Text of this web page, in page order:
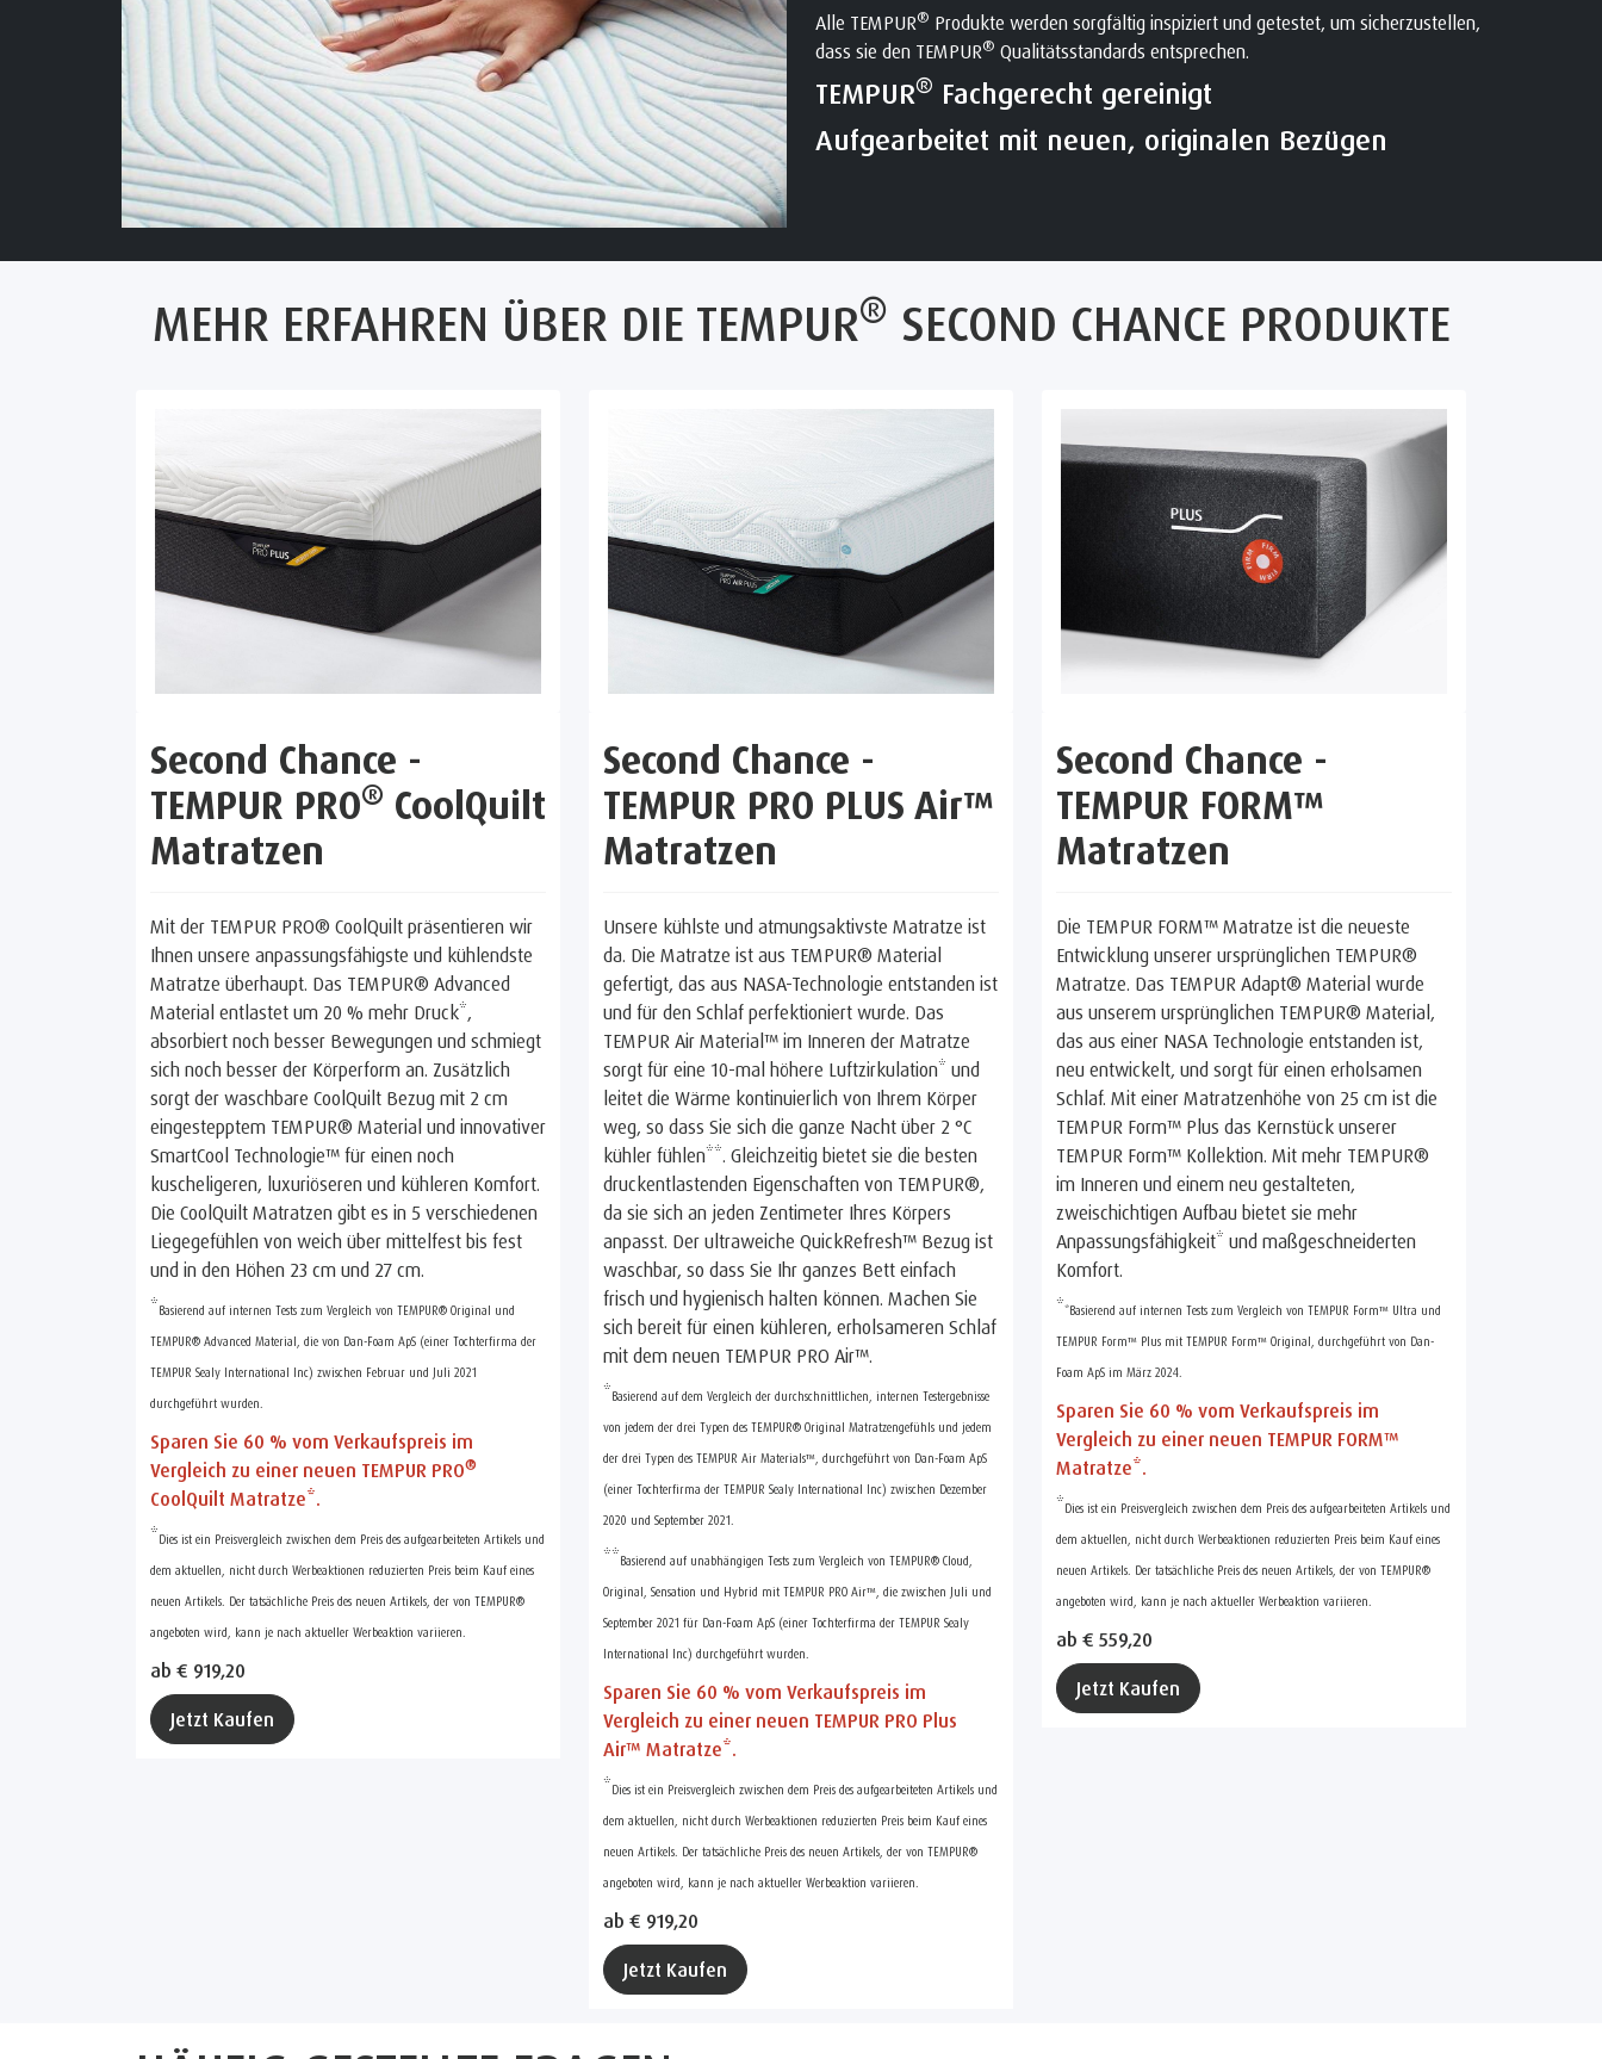
Alle TEMPUR® Produkte werden sorgfältig inspiziert und getestet, um sicherzustellen,
dass sie den TEMPUR® Qualitätsstandards entsprechen.
TEMPUR® Fachgerecht gereinigt
Aufgearbeitet mit neuen, originalen Bezügen
MEHR ERFAHREN ÜBER DIE TEMPUR® SECOND CHANCE PRODUKTE
Second Chance -
TEMPUR PRO® CoolQuilt
Matratzen
Mit der TEMPUR PRO® CoolQuilt präsentieren wir
Ihnen unsere anpassungsfähigste und kühlendste
Matratze überhaupt. Das TEMPUR® Advanced
Material entlastet um 20 % mehr Druck*,
absorbiert noch besser Bewegungen und schmiegt
sich noch besser der Körperform an. Zusätzlich
sorgt der waschbare CoolQuilt Bezug mit 2 cm
eingestepptem TEMPUR® Material und innovativer
SmartCool Technologie™ für einen noch
kuscheligeren, luxuriöseren und kühleren Komfort.
Die CoolQuilt Matratzen gibt es in 5 verschiedenen
Liegegefühlen von weich über mittelfest bis fest
und in den Höhen 23 cm und 27 cm.
*Basierend auf internen Tests zum Vergleich von TEMPUR® Original und
TEMPUR® Advanced Material, die von Dan-Foam ApS (einer Tochterfirma der
TEMPUR Sealy International Inc) zwischen Februar und Juli 2021
durchgeführt wurden.
Sparen Sie 60 % vom Verkaufspreis im
Vergleich zu einer neuen TEMPUR PRO®
CoolQuilt Matratze*.
*Dies ist ein Preisvergleich zwischen dem Preis des aufgearbeiteten Artikels und
dem aktuellen, nicht durch Werbeaktionen reduzierten Preis beim Kauf eines
neuen Artikels. Der tatsächliche Preis des neuen Artikels, der von TEMPUR®
angeboten wird, kann je nach aktueller Werbeaktion variieren.
ab € 919,20
Jetzt Kaufen
Second Chance -
TEMPUR PRO PLUS Air™
Matratzen
Unsere kühlste und atmungsaktivste Matratze ist
da. Die Matratze ist aus TEMPUR® Material
gefertigt, das aus NASA-Technologie entstanden ist
und für den Schlaf perfektioniert wurde. Das
TEMPUR Air Material™ im Inneren der Matratze
sorgt für eine 10-mal höhere Luftzirkulation* und
leitet die Wärme kontinuierlich von Ihrem Körper
weg, so dass Sie sich die ganze Nacht über 2 °C
kühler fühlen**. Gleichzeitig bietet sie die besten
druckentlastenden Eigenschaften von TEMPUR®,
da sie sich an jeden Zentimeter Ihres Körpers
anpasst. Der ultraweiche QuickRefresh™ Bezug ist
waschbar, so dass Sie Ihr ganzes Bett einfach
frisch und hygienisch halten können. Machen Sie
sich bereit für einen kühleren, erholsameren Schlaf
mit dem neuen TEMPUR PRO Air™.
*Basierend auf dem Vergleich der durchschnittlichen, internen Testergebnisse
von jedem der drei Typen des TEMPUR® Original Matratzengefühls und jedem
der drei Typen des TEMPUR Air Materials™, durchgeführt von Dan-Foam ApS
(einer Tochterfirma der TEMPUR Sealy International Inc) zwischen Dezember
2020 und September 2021.
**Basierend auf unabhängigen Tests zum Vergleich von TEMPUR® Cloud,
Original, Sensation und Hybrid mit TEMPUR PRO Air™, die zwischen Juli und
September 2021 für Dan-Foam ApS (einer Tochterfirma der TEMPUR Sealy
International Inc) durchgeführt wurden.
Sparen Sie 60 % vom Verkaufspreis im
Vergleich zu einer neuen TEMPUR PRO Plus
Air™ Matratze*.
*Dies ist ein Preisvergleich zwischen dem Preis des aufgearbeiteten Artikels und
dem aktuellen, nicht durch Werbeaktionen reduzierten Preis beim Kauf eines
neuen Artikels. Der tatsächliche Preis des neuen Artikels, der von TEMPUR®
angeboten wird, kann je nach aktueller Werbeaktion variieren.
ab € 919,20
Jetzt Kaufen
Second Chance -
TEMPUR FORM™
Matratzen
Die TEMPUR FORM™ Matratze ist die neueste
Entwicklung unserer ursprünglichen TEMPUR®
Matratze. Das TEMPUR Adapt® Material wurde
aus unserem ursprünglichen TEMPUR® Material,
das aus einer NASA Technologie entstanden ist,
neu entwickelt, und sorgt für einen erholsamen
Schlaf. Mit einer Matratzenhöhe von 25 cm ist die
TEMPUR Form™ Plus das Kernstück unserer
TEMPUR Form™ Kollektion. Mit mehr TEMPUR®
im Inneren und einem neu gestalteten,
zweischichtigen Aufbau bietet sie mehr
Anpassungsfähigkeit* und maßgeschneiderten
Komfort.
**Basierend auf internen Tests zum Vergleich von TEMPUR Form™ Ultra und
TEMPUR Form™ Plus mit TEMPUR Form™ Original, durchgeführt von Dan-
Foam ApS im März 2024.
Sparen Sie 60 % vom Verkaufspreis im
Vergleich zu einer neuen TEMPUR FORM™
Matratze*.
*Dies ist ein Preisvergleich zwischen dem Preis des aufgearbeiteten Artikels und
dem aktuellen, nicht durch Werbeaktionen reduzierten Preis beim Kauf eines
neuen Artikels. Der tatsächliche Preis des neuen Artikels, der von TEMPUR®
angeboten wird, kann je nach aktueller Werbeaktion variieren.
ab € 559,20
Jetzt Kaufen